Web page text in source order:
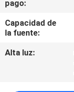
CON
NOSOTROS
SOLICITAR
pago:
Capacidad de
la fuente:
Alta luz: